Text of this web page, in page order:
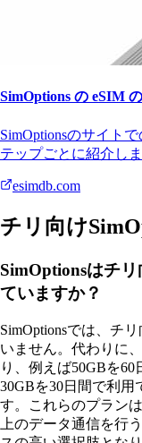
SimOptions の eSIM
SimOptionsのサイト
テップごとに紹介しま
esimdb.com
チリ向け
SimOptionsはチ
ていますか？
SimOptionsでは、チ
いません。代わりに
り、例えば50GBを60
30GBを30日間で利用
す。これらのプラン
上のデータ通信を行